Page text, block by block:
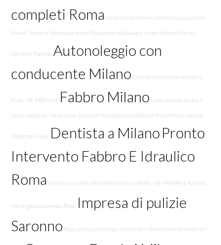
completi Roma Costo disinfestazione a Roma Impresa pulizie
Milano Traslochi Roma Riparazione Riparazione scaldabagni Junkers Roma Migliori
sgomberi Piacenza Autonoleggio con
conducente Milano Costo pronto intervento fabbro
Roma – 06.94801156 Fabbro Milano Costo impianti dentali a
carico immediato Infissi in pvc Roma est Mastoplastica Additiva A Roma Prezzo Impianti
D’Allarme Milano Dentista a MilanoPronto
Intervento Fabbro E Idraulico
Roma Cercare un pronto intervento idraulico a Roma – 06.94804843 Agenzia
investigativa economica Roma Impresa di pulizie
Saronno Riparazioni e assistenza climatizzatori Roma Compro e vendo oro